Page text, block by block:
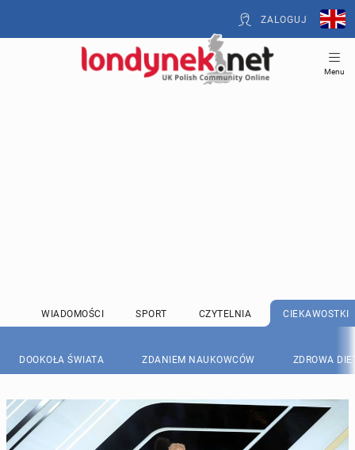
ZALOGUJ
Menu
WIADOMOŚCI SPORT CZYTELNIA CIEKAWOSTKI
DOOKOŁA ŚWIATA ZDANIEM NAUKOWCÓW ZDROWA